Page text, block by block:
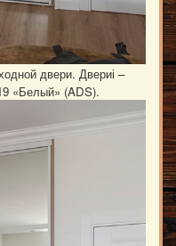
двери. Двериі –
«Белый» (ADS).